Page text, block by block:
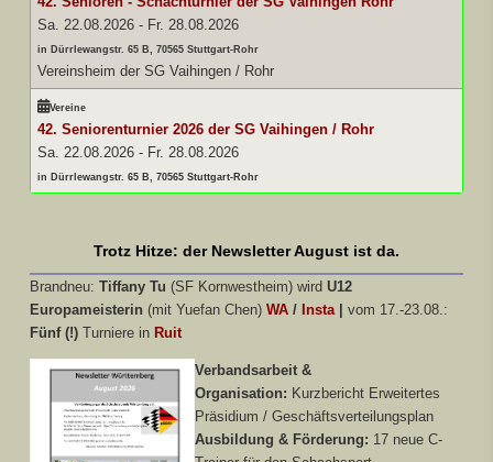
Sa. 22.08.2026 - Fr. 28.08.2026
in Dürrlewangstr. 65 B, 70565 Stuttgart-Rohr
Vereinsheim der SG Vaihingen / Rohr
Vereine
42. Seniorenturnier 2026 der SG Vaihingen / Rohr
Sa. 22.08.2026 - Fr. 28.08.2026
in Dürrlewangstr. 65 B, 70565 Stuttgart-Rohr
Trotz Hitze: der Newsletter August ist da.
Brandneu: Tiffany Tu (SF Kornwestheim) wird U12
Europameisterin (mit Yuefan Chen) WA / Insta
vom 17.-23.08.:
Fünf (!) Turniere in Ruit
Verbandsarbeit &
Organisation: Kurzbericht Erweitertes
Präsidium / Geschäftsverteilungsplan
Ausbildung & Förderung: 17 neue C-